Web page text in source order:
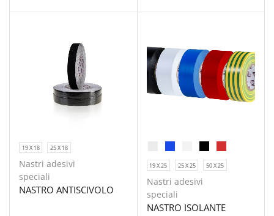
19 X 18 25 X 18
Nastri adesivi
speciali
NASTRO ANTISCIVOLO
19 X 25 25 X 25 50 X 25
Nastri adesivi
speciali
NASTRO ISOLANTE